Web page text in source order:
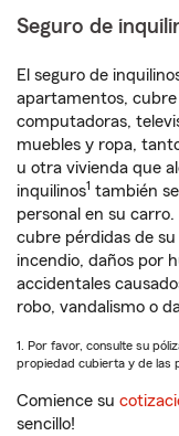
Seguro de
El seguro de
apartamentos,
computadoras,
muebles y ropa,
u otra vivienda que
inquilinos1 también
personal en su
cubre pérdidas de
incendio, daños por
accidentales
robo, vandalismo o
1. Por favor, consulte su
propiedad cubierta y de las
Comience su
sencillo!